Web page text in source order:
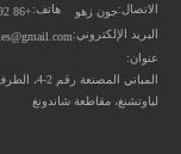
الاتصال:جون زهو هاتف:+86 17854560592
البريد الإلكتروني:
عنوان:
المباني
لياوتشنغ، مقاطعة شاندونغ